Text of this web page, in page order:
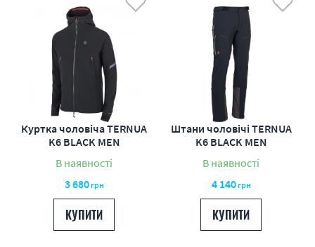
Куртка чоловіча TERNUA
K6 BLACK MEN
В наявності
3 680грн
КУПИТИ
Штани чоловічі TERNUA
K6 BLACK MEN
В наявності
4 140грн
КУПИТИ